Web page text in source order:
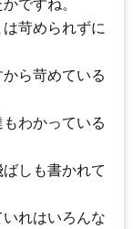
ですね。
苛められずに
ら苛めている
わかっている
ばしも書かれて
れはいろんな